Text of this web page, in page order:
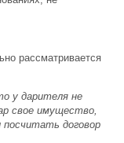
рассматривается
у дарителя не
свое имущество,
договор